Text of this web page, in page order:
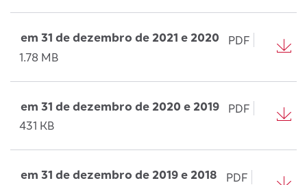
em 31 de dezembro de 2021 e 2020
PDF
1.78 MB
em 31 de dezembro de 2020 e 2019
PDF
431 KB
em 31 de dezembro de 2019 e 2018
PDF